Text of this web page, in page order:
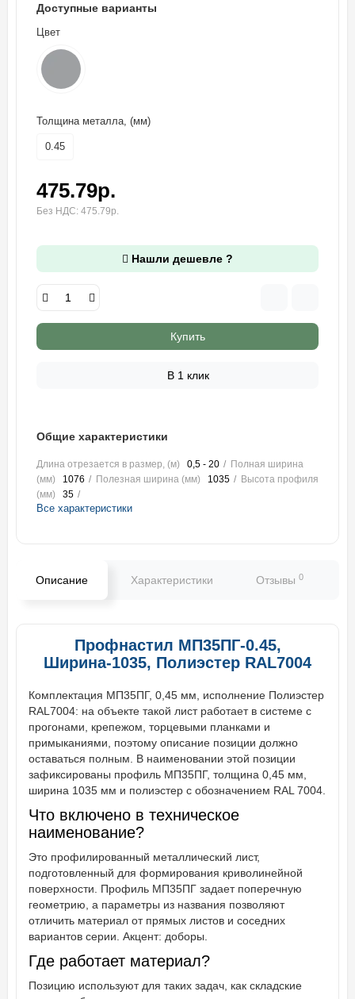
Доступные варианты
Цвет
Толщина металла, (мм)
0.45
475.79р.
Без НДС: 475.79р.
Нашли дешевле ?
Купить
В 1 клик
Общие характеристики
Длина отрезается в размер, (м) 0,5 - 20
Полная ширина
(мм)
1076 Полезная ширина (мм) 1035
Высота профиля
(мм)
35
Все характеристики
Описание Характеристики Отзывы 0
Профнастил МП35ПГ-0.45,
Ширина-1035, Полиэстер RAL7004
Комплектация МП35ПГ, 0,45 мм, исполнение Полиэстер
RAL7004: на объекте такой лист работает в системе с
прогонами, крепежом, торцевыми планками и
примыканиями, поэтому описание позиции должно
оставаться полным. В наименовании этой позиции
зафиксированы профиль МП35ПГ, толщина 0,45 мм,
ширина 1035 мм и полиэстер с обозначением RAL 7004.
Что включено в техническое
наименование?
Это профилированный металлический лист,
подготовленный для формирования криволинейной
поверхности. Профиль МП35ПГ задает поперечную
геометрию, а параметры из названия позволяют
отличить материал от прямых листов и соседних
вариантов серии. Акцент: доборы.
Где работает материал?
Позицию используют для таких задач, как складские